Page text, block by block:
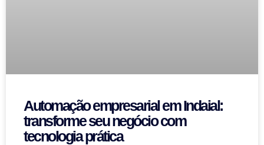
Automação empresarial em Indaial:
transforme seu negócio com
tecnologia prática